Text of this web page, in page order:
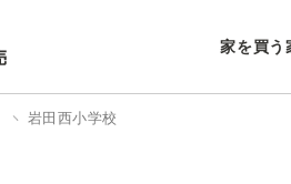
家を買う
岩田西小学校